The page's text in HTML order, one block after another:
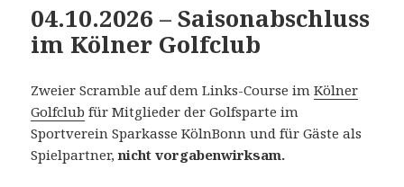
04.10.2026 – Saisonabschluss
im Kölner Golfclub
Zweier Scramble auf dem Links-Course imKölner
Golfclub für Mitglieder der Golfsparte im
Sportverein Sparkasse KölnBonn und für Gäste als
Spielpartner,nicht vorgabenwirksam.